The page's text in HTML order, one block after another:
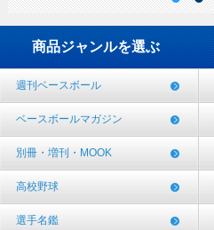
商品ジャンルを選ぶ
週刊ベースボール
ベースボールマガジン
別冊・増刊・MOOK
高校野球
選手名鑑